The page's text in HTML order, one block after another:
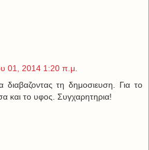
01, 2014 1:20 π.μ.
τη δημοσιευση. Για το
και το υφος. Συγχαρητηρια!